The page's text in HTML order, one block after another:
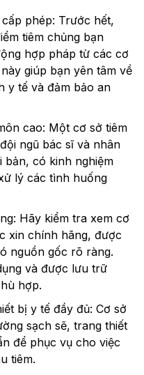
phép: Trước hết,
tiêm chủng bạn
hợp pháp từ các cơ
giúp bạn yên tâm về
y tế và đảm bảo an
cao: Một cơ sở tiêm
ngũ bác sĩ và nhân
bản, có kinh nghiệm
lý các tình huống
Hãy kiểm tra xem cơ
xin chính hãng, được
nguồn gốc rõ ràng.
và được lưu trữ
hợp.
bị y tế đầy đủ: Cơ sở
sạch sẽ, trang thiết
để phục vụ cho việc
tiêm.